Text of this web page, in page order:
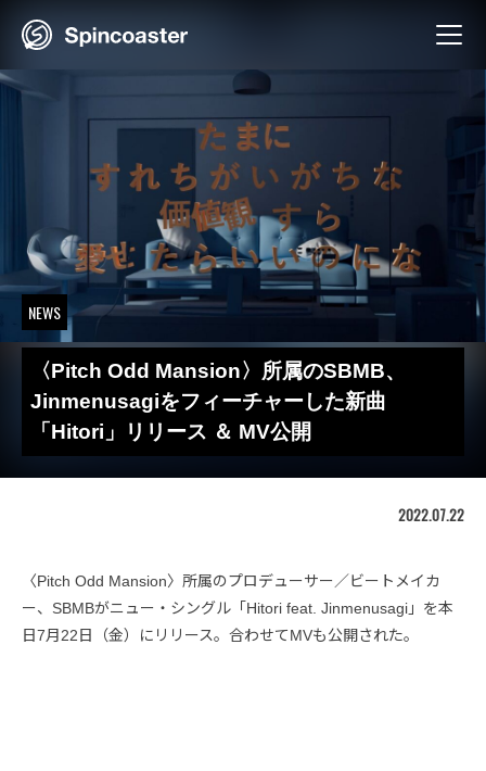
NEWS
〈Pitch Odd Mansion〉所属のSBMB、
Jinmenusagiをフィーチャーした新曲
「Hitori」リリース ＆ MV公開
2022.07.22
〈Pitch Odd Mansion〉所属のプロデューサー／ビートメイカ
ー、SBMBがニュー・シングル「Hitori feat. Jinmenusagi」を本
日7月22日（金）にリリース。合わせてMVも公開された。